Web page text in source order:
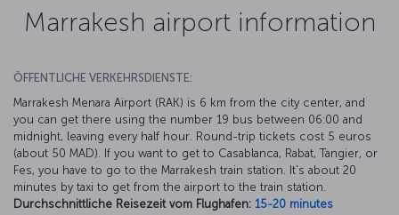
Marrakesh airport information
ÖFFENTLICHE VERKEHRSDIENSTE:
Marrakesh Menara Airport (RAK) is 6 km from the city center, and
you can get there using the number 19 bus between 06:00 and
midnight, leaving every half hour. Round-trip tickets cost 5 euros
(about 50 MAD). If you want to get to Casablanca, Rabat, Tangier, or
Fes, you have to go to the Marrakesh train station. It's about 20
minutes by taxi to get from the airport to the train station.
Durchschnittliche Reisezeit vom Flughafen: 15-20 minutes